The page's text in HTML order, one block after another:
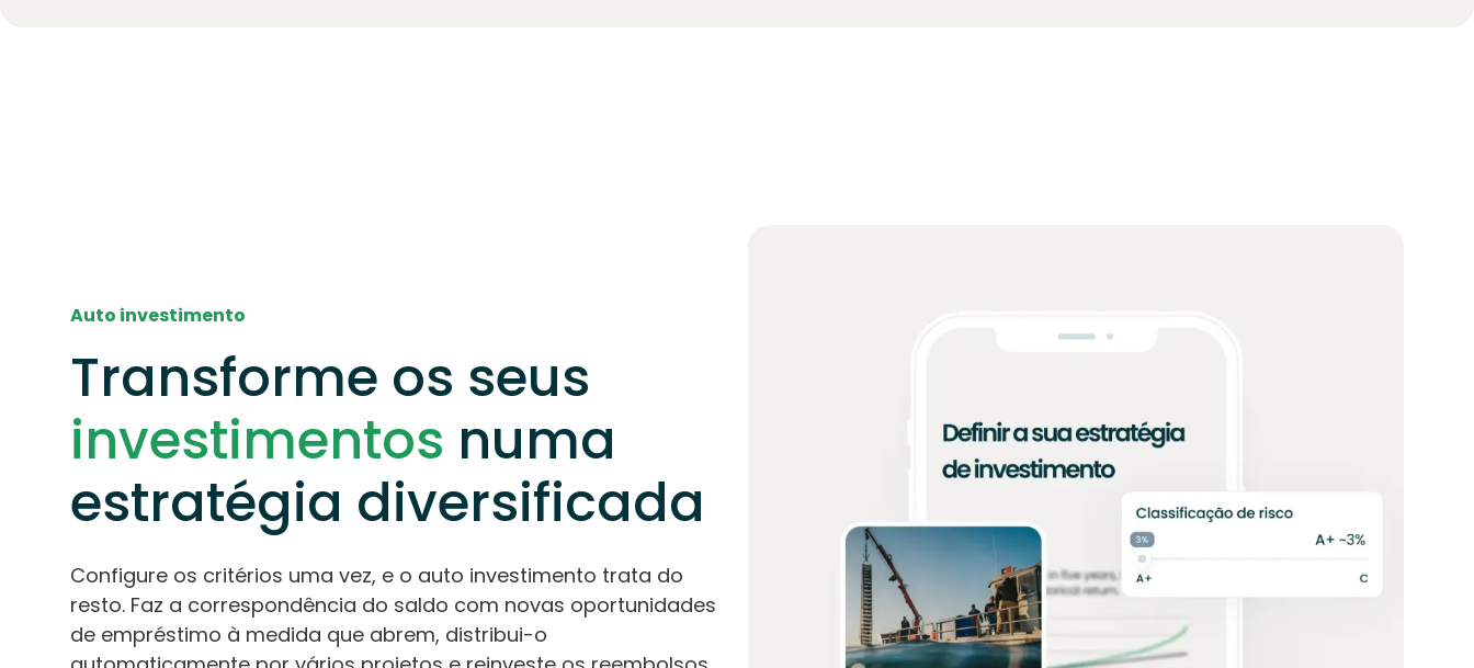
Auto investimento
Transforme os seus
investimentos numa
estratégia diversificada
Configure os critérios uma vez, e o auto investimento trata do
resto. Faz a correspondência do saldo com novas oportunidades
de empréstimo à medida que abrem, distribui-o